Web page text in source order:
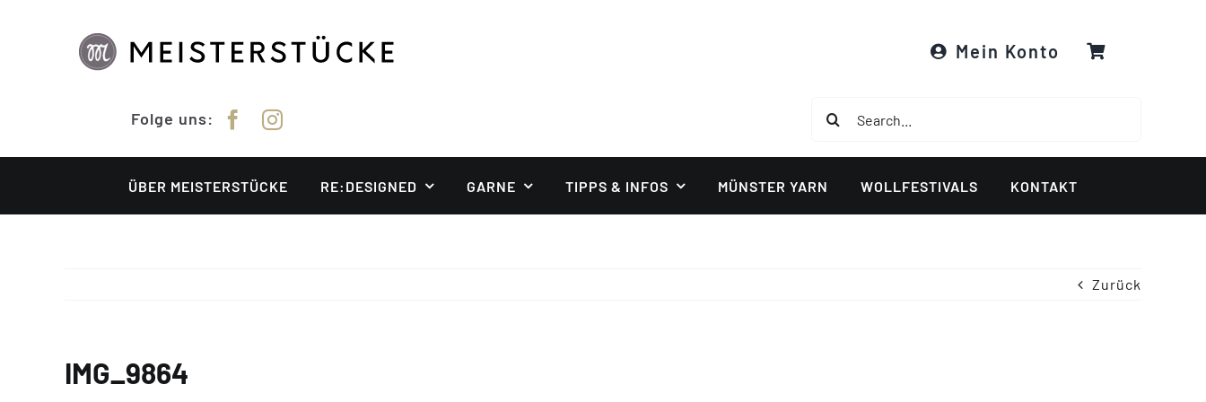
Mein Konto
Folge uns:
ÜBER MEISTERSTÜCKE RE:DESIGNED GARNE TIPPS & INFOS MÜNSTER YARN WOLLFESTIVALS KONTAKT
Zurück
IMG_9864